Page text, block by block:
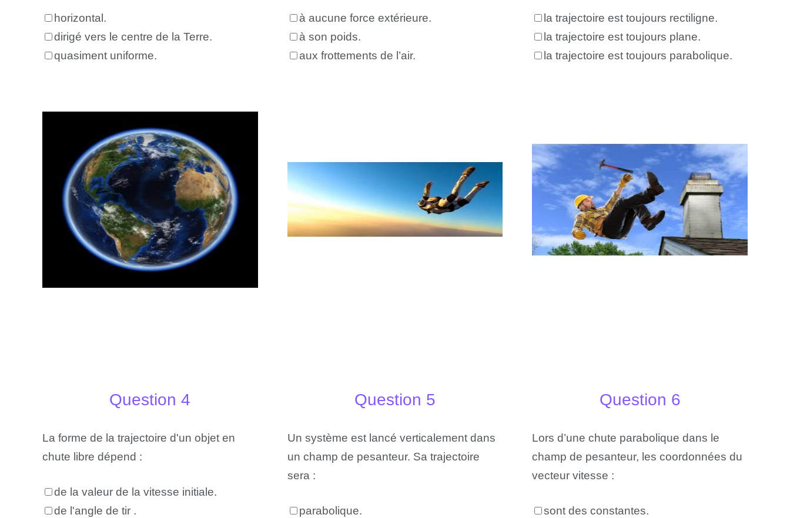
horizontal.
dirigé vers le centre de la Terre.
quasiment uniforme.
à aucune force extérieure.
à son poids.
aux frottements de l’air.
la trajectoire est toujours rectiligne.
la trajectoire est toujours plane.
la trajectoire est toujours parabolique.
Question 4
La forme de la trajectoire d'un objet en
chute libre dépend :
de la valeur de la vitesse initiale.
de l'angle de tir .
Question 5
Un système est lancé verticalement dans
un champ de pesanteur. Sa trajectoire
sera :
parabolique.
Question 6
Lors d’une chute parabolique dans le
champ de pesanteur, les coordonnées du
vecteur vitesse :
sont des constantes.